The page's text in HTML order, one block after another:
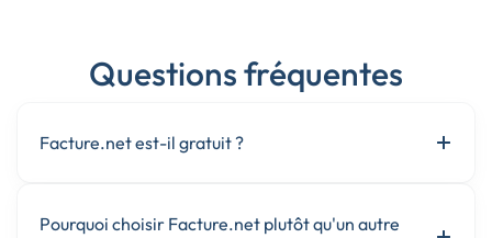
Questions fréquentes
Facture.net est-il gratuit ?
Pourquoi choisir Facture.net plutôt qu'un autre